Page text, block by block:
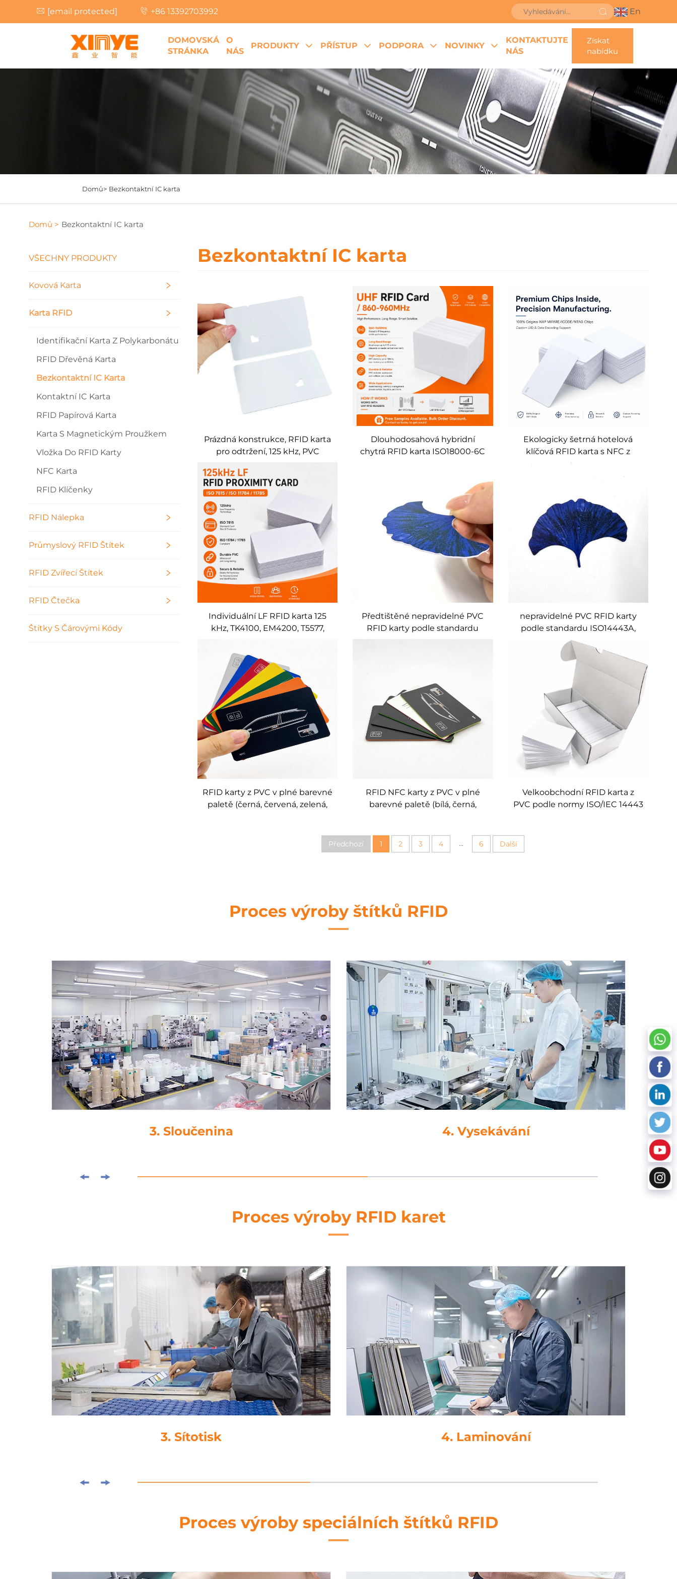
[email protected] +86 13392703992 En
DOMOVSKÁ
STRÁNKA
O
NÁS
PRODUKTY PŘÍSTUP PODPORA NOVINKY
KONTAKTUJTE
NÁS
Získat
nabídku
Domů> Bezkontaktní IC karta
Domů > Bezkontaktní IC karta
VŠECHNY PRODUKTY
Kovová Karta
Karta RFID
Identifikační Karta Z Polykarbonátu
RFID Dřevěná Karta
Bezkontaktní IC Karta
Kontaktní IC Karta
RFID Papírová Karta
Karta S Magnetickým Proužkem
Vložka Do RFID Karty
NFC Karta
RFID Klíčenky
RFID Nálepka
Průmyslový RFID Štítek
RFID Zvířecí Štítek
RFID Čtečka
Štítky S Čárovými Kódy
Bezkontaktní IC karta
Prázdná konstrukce, RFID karta
pro odtržení, 125 kHz, PVC
vstupní karta pro akce, koncerty
a festivaly
Dlouhodosahová hybridní
chytrá RFID karta ISO18000-6C
Ekologicky šetrná hotelová
klíčová RFID karta s NFC z
dřeva, PVC, PET a potaženého
papíru, 13,56 MHz, MIFARE
individuálního potištění
Individuální LF RFID karta 125
kHz, TK4100, EM4200, T5577,
řízení přístupu, velkoobchod
Předtištěné nepravidelné PVC
RFID karty podle standardu
ISO14443A s čipem FM11RF08,
nepravidelné PVC RFID karty
podle standardu ISO14443A,
frekvence 13,56 MHz, čip Fudan
F08, na zakázku
RFID karty z PVC v plné barevné
paletě (černá, červená, zelená,
RFID NFC karty z PVC v plné
barevné paletě (bílá, černá,
Velkoobchodní RFID karta z
PVC podle normy ISO/IEC 14443
Předchozí 1 2 3 4 ... 6 Další
Proces výroby štítků RFID
4. Vysekávání 5. Zpracování dat
Proces výroby RFID karet
4. Laminování 5. Děrování
Proces výroby speciálních štítků RFID